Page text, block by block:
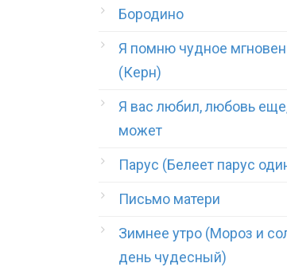
Бородино
Я помню чудное
(Керн)
Я вас любил, любовь
может
Парус (Белеет парус
Письмо матери
Зимнее утро (Мороз и
день чудесный)